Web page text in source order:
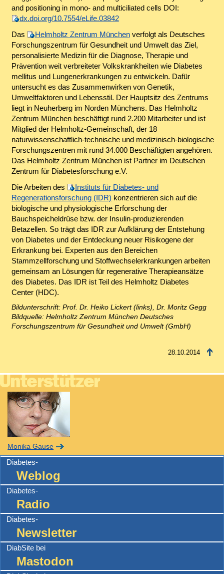
and positioning in mono- and multiciliated cells DOI:
dx.doi.org/10.7554/eLife.03842
Das
Helmholtz Zentrum Münchenverfolgt als Deutsches
Forschungszentrum für Gesundheit und Umwelt das Ziel,
personalisierte Medizin für die Diagnose, Therapie und
Prävention weit verbreiteter Volkskrankheiten wie Diabetes
mellitus und Lungenerkrankungen zu entwickeln. Dafür
untersucht es das Zusammenwirken von Genetik,
Umweltfaktoren und Lebensstil. Der Hauptsitz des Zentrums
liegt in Neuherberg im Norden Münchens. Das Helmholtz
Zentrum München beschäftigt rund 2.200 Mitarbeiter und ist
Mitglied der Helmholtz-Gemeinschaft, der 18
naturwissenschaftlich-technische und medizinisch-biologische
Forschungszentren mit rund 34.000 Beschäftigten angehören.
Das Helmholtz Zentrum München ist Partner im Deutschen
Zentrum für Diabetesforschung e.V.
Die Arbeiten des
Instituts für Diabetes- und
Regenerationsforschung (IDR) konzentrieren sich auf die
biologische und physiologische Erforschung der
Bauchspeicheldrüse bzw. der Insulin-produzierenden
Betazellen. So trägt das IDR zur Aufklärung der Entstehung
von Diabetes und der Entdeckung neuer Risikogene der
Erkrankung bei. Experten aus den Bereichen
Stammzellforschung und Stoffwechselerkrankungen arbeiten
gemeinsam an Lösungen für regenerative Therapieansätze
des Diabetes. Das IDR ist Teil des Helmholtz Diabetes
Center (HDC).
Bildunterschrift: Prof. Dr. Heiko Lickert (links), Dr. Moritz Gegg
Bildquelle: Helmholtz Zentrum München Deutsches
Forschungszentrum für Gesundheit und Umwelt (GmbH)
28.10.2014
Monika Gause
Diabetes-
Weblog
Diabetes-
Radio
Diabetes-
Newsletter
DiabSite bei
Mastodon